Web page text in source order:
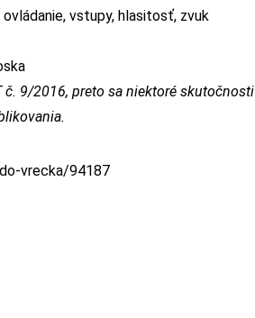
vstupy, hlasitosť, zvuk
č. 9/2016, preto sa niektoré skutočnosti
vrecka/94187